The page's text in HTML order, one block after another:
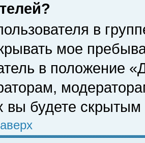
в
мое
в положение
вы будете скрытым